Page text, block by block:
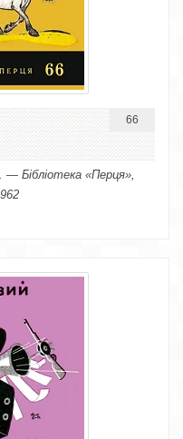
66
— Бібліотека «Перця»,